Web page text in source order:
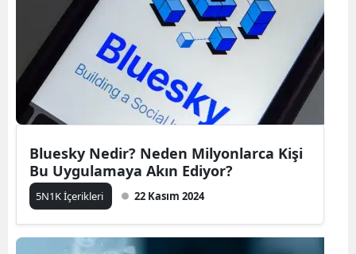
Bluesky Nedir? Neden Milyonlarca Kişi
Bu Uygulamaya Akın Ediyor?
5N1K İçerikleri 22 Kasım 2024